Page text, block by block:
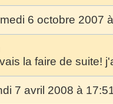
6 octobre 2007
la faire de suite!
7 avril 2008 à